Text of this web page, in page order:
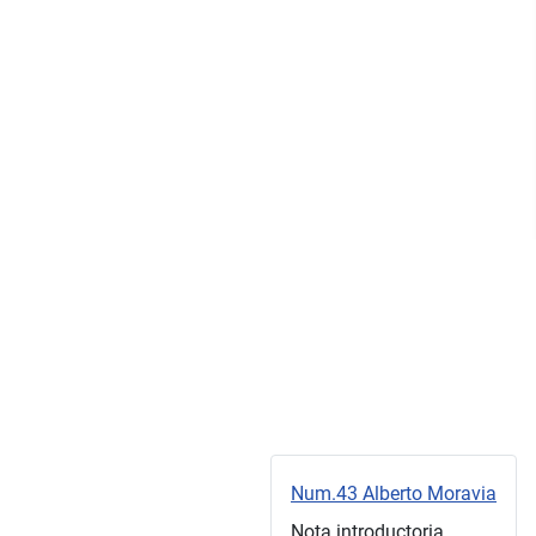
Num.43 Alberto Moravia